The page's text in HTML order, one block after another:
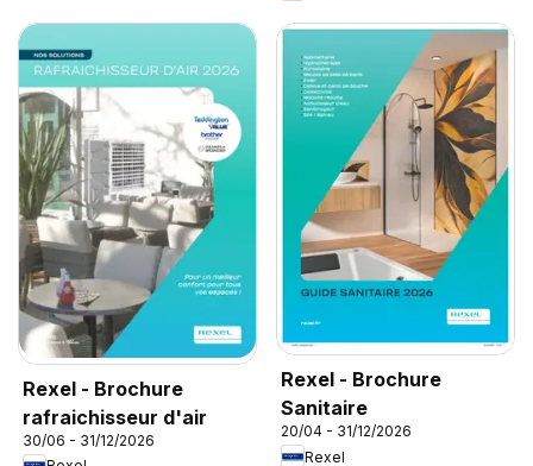
Rexel - Brochure
rafraichisseur d'air
30/06 - 31/12/2026
Rexel - Brochure
Sanitaire
20/04 - 31/12/2026
Rexel